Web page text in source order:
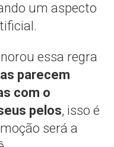
um aspecto
essa regra
parecem
com o
pelos, isso é
será a